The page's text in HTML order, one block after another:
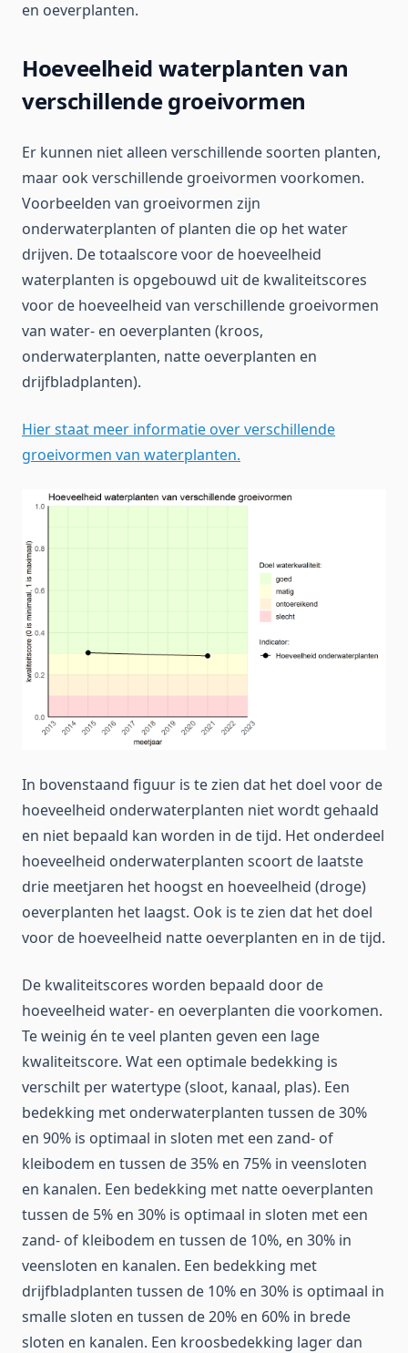
en oeverplanten.
Hoeveelheid waterplanten van
verschillende groeivormen
Er kunnen niet alleen verschillende soorten planten,
maar ook verschillende groeivormen voorkomen.
Voorbeelden van groeivormen zijn
onderwaterplanten of planten die op het water
drijven. De totaalscore voor de hoeveelheid
waterplanten is opgebouwd uit de kwaliteitscores
voor de hoeveelheid van verschillende groeivormen
van water- en oeverplanten (kroos,
onderwaterplanten, natte oeverplanten en
drijfbladplanten).
Hier staat meer informatie over verschillende
groeivormen van waterplanten.
In bovenstaand figuur is te zien dat het doel voor de
hoeveelheid onderwaterplanten niet wordt gehaald
en niet bepaald kan worden in de tijd. Het onderdeel
hoeveelheid onderwaterplanten scoort de laatste
drie meetjaren het hoogst en hoeveelheid (droge)
oeverplanten het laagst. Ook is te zien dat het doel
voor de hoeveelheid natte oeverplanten en in de tijd.
De kwaliteitscores worden bepaald door de
hoeveelheid water- en oeverplanten die voorkomen.
Te weinig én te veel planten geven een lage
kwaliteitscore. Wat een optimale bedekking is
verschilt per watertype (sloot, kanaal, plas). Een
bedekking met onderwaterplanten tussen de 30%
en 90% is optimaal in sloten met een zand- of
kleibodem en tussen de 35% en 75% in veensloten
en kanalen. Een bedekking met natte oeverplanten
tussen de 5% en 30% is optimaal in sloten met een
zand- of kleibodem en tussen de 10%, en 30% in
veensloten en kanalen. Een bedekking met
drijfbladplanten tussen de 10% en 30% is optimaal in
smalle sloten en tussen de 20% en 60% in brede
sloten en kanalen. Een kroosbedekking lager dan